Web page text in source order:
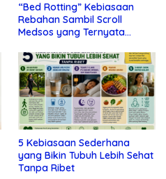
“Bed Rotting” Kebiasaan
Rebahan Sambil Scroll
Medsos yang Ternyata
5 Kebiasaan Sederhana
yang Bikin Tubuh Lebih Sehat
Tanpa Ribet